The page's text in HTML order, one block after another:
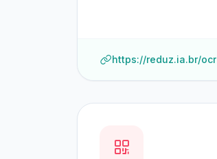
https://reduz.ia.br/ocr